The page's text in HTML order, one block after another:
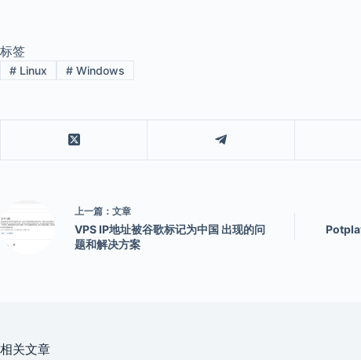
标签
#Linux #Windows
上一篇： 文章
VPS IP地址被谷歌标记为中国 出现的问
题和解决方案
相关文章